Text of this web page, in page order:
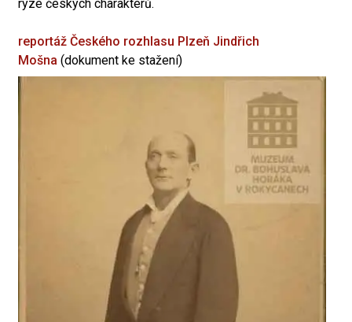
ryze českých charakterů.
reportáž Českého rozhlasu Plzeň Jindřich
Mošna (dokument ke stažení)